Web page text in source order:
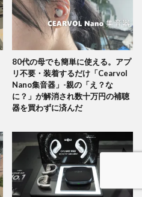
80代の母でも簡単に使える。アプ
リ不要・装着するだけ「Cearvol
Nano集音器」-親の「え？な
に？」が解消され数十万円の補聴
器を買わずに済んだ